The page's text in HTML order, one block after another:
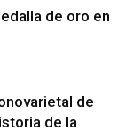
de oro en
de
de la